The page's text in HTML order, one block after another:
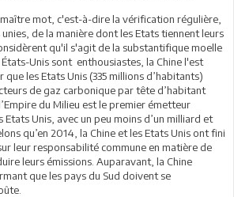
mot, c'est-à-dire la vérification régulière,
de la manière dont les Etats tiennent leurs
qu'il s'agit de la substantifique moelle
Unis sont enthousiastes, la Chine l'est
les Etats Unis (335 millions d’habitants)
de gaz carbonique par tête d’habitant
du Milieu est le premier émetteur
Unis, avec un peu moins d’un milliard et
qu’en 2014, la Chine et les Etats Unis ont fini
leur responsabilité commune en matière de
leurs émissions. Auparavant, la Chine
que les pays du Sud doivent se